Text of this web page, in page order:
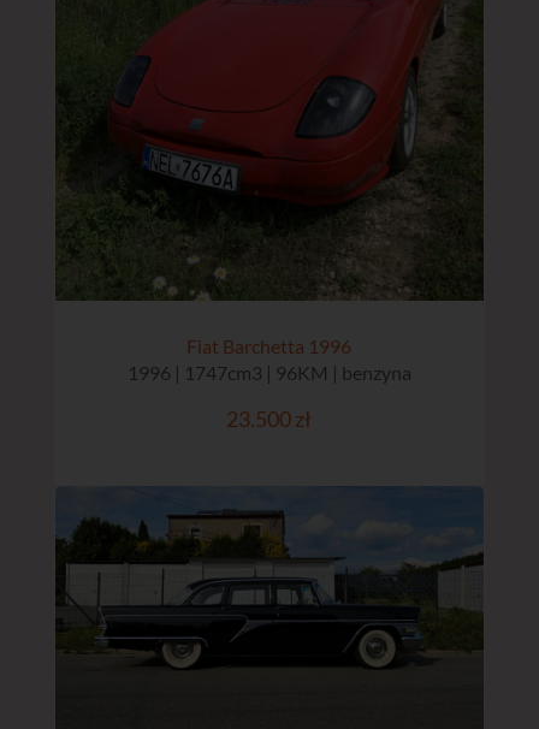
Fiat Barchetta 1996
1996 | 1747cm3 | 96KM | benzyna
23.500 zł